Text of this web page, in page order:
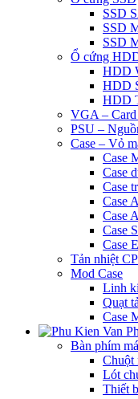
SSD
SSD
SSD
Ổ cứng
HDD
HDD
HDD
VGA – Card
PSU –
Case – Vỏ
Case
Case
Case
Case
Case
Case
Case
Tản nhiệt
Mod Case
Linh
Quạt
Case
Bàn phím
Chuột
Lót
Thiết